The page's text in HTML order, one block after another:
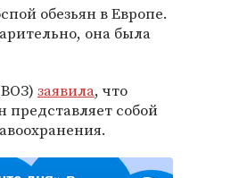
обезьян в Европе.
она была
заявила, что
собой